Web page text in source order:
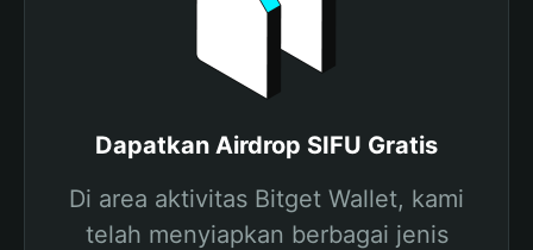
Dapatkan Airdrop SIFU Gratis
Di area aktivitas Bitget Wallet, kami
telah menyiapkan berbagai jenis